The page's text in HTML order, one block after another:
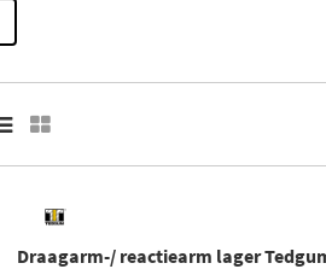
Draagarm-/ reactiearm lager